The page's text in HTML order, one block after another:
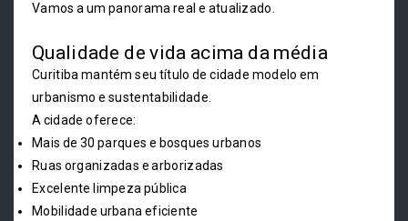
Vamos a um panorama real e atualizado.
Qualidade de vida acima da média
Curitiba mantém seu título de cidade modelo em
urbanismo e sustentabilidade.
A cidade oferece:
Mais de 30 parques e bosques urbanos
Ruas organizadas e arborizadas
Excelente limpeza pública
Mobilidade urbana eficiente